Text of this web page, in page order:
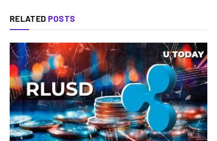
RELATED POSTS